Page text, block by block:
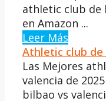
athletic club
en Amazon ...
Leer Más
Athletic club de
Las Mejores
valencia de
bilbao vs